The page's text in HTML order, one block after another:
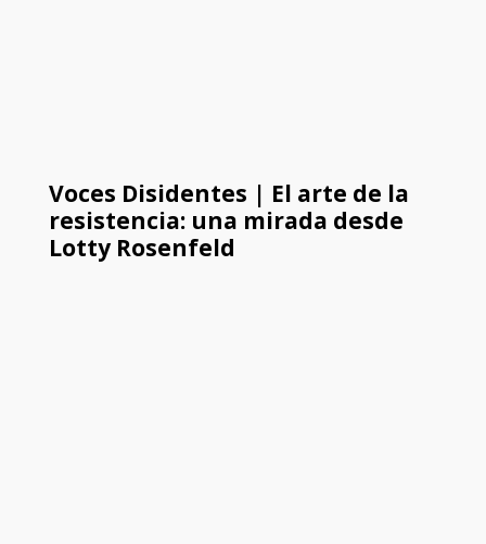
Voces Disidentes | El arte de la
resistencia: una mirada desde
Lotty Rosenfeld